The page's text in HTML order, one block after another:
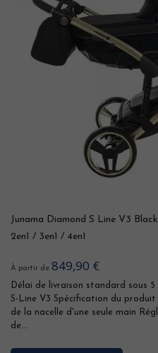
Junama Diamond S Line V3
2en1 / 3en1 / 4en1
À partir de 849,90 €
Délai de livraison standard sous
S-Line V3 Spécification du
de la nacelle d'une seule main
de...